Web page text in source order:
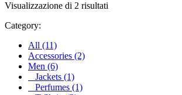
Visualizzazione di 2 risultati
Category:
All (11)
Accessories (2)
Men (6)
Jackets (1)
Perfumes (1)